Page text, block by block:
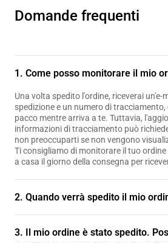
Domande frequenti
1. Come posso monitorare il mio
Una volta spedito l'ordine, riceverai un'e-
spedizione e un numero di tracciamento,
pacco mentre arriva a te. Tuttavia,
informazioni di tracciamento può
non preoccuparti se non vengono
Ti consigliamo di monitorare il tuo
a casa il giorno della consegna per
2. Quando verrà spedito il mio
lavorativo successivo e verranno
3. Il mio ordine è stato spedito.